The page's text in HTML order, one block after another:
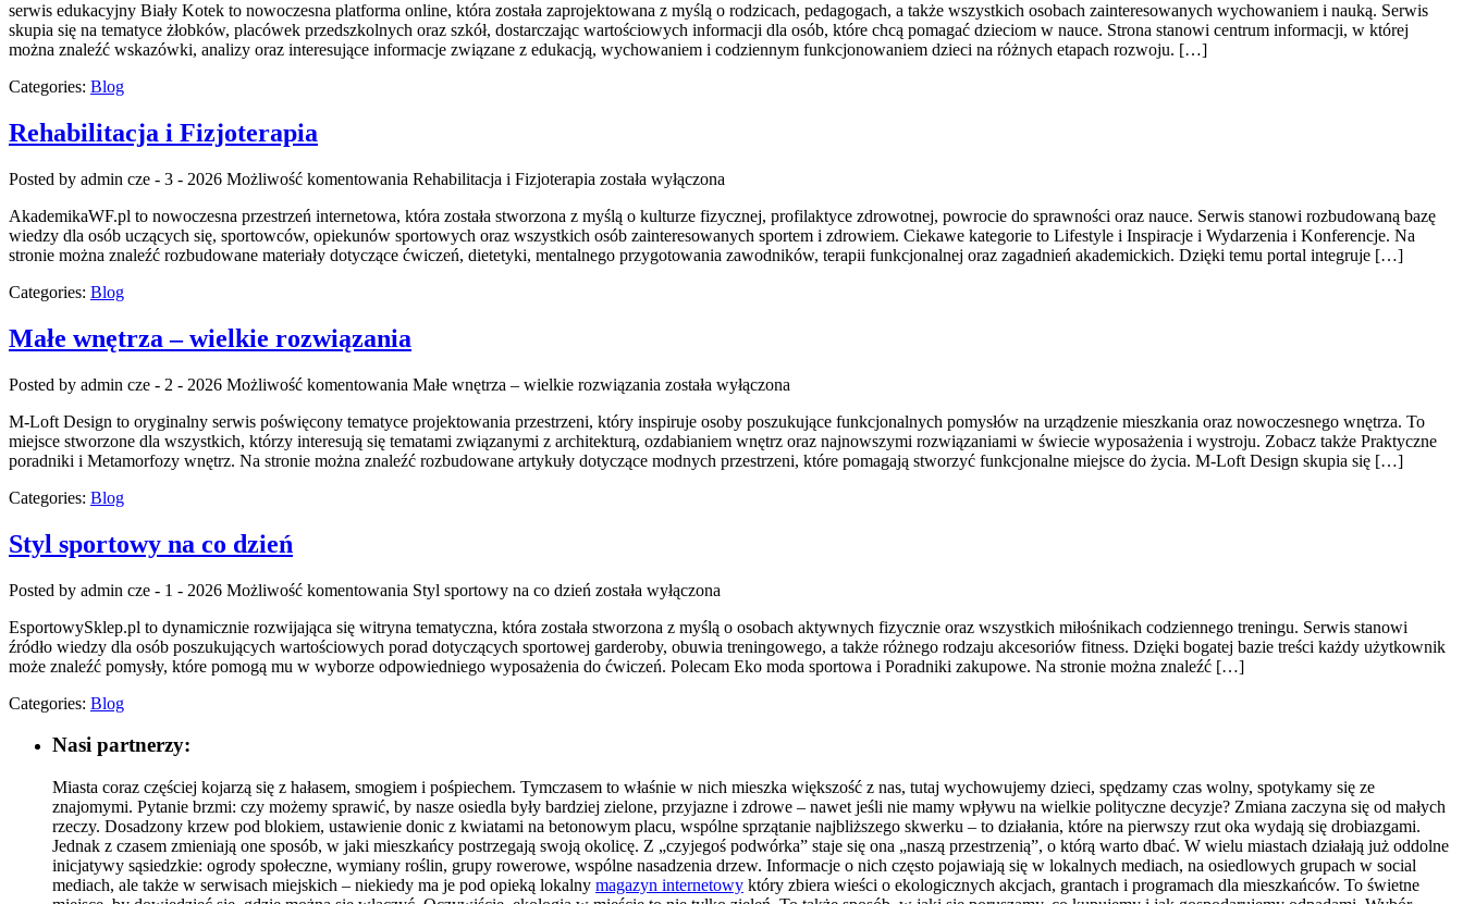
serwis edukacyjny Biały Kotek to nowoczesna platforma online, która została zaprojektowana z myślą o rodzicach, pedagogach, a także wszystkich osobach zainteresowanych wychowaniem i nauką. Serwis
skupia się na tematyce żłobków, placówek przedszkolnych oraz szkół, dostarczając wartościowych informacji dla osób, które chcą pomagać dzieciom w nauce. Strona stanowi centrum informacji, w której
można znaleźć wskazówki, analizy oraz interesujące informacje związane z edukacją, wychowaniem i codziennym funkcjonowaniem dzieci na różnych etapach rozwoju. […]
Categories: Blog
Rehabilitacja i Fizjoterapia
Posted by admin cze - 3 - 2026 Możliwość komentowania Rehabilitacja i Fizjoterapia została wyłączona
AkademikaWF.pl to nowoczesna przestrzeń internetowa, która została stworzona z myślą o kulturze fizycznej, profilaktyce zdrowotnej, powrocie do sprawności oraz nauce. Serwis stanowi rozbudowaną bazę
wiedzy dla osób uczących się, sportowców, opiekunów sportowych oraz wszystkich osób zainteresowanych sportem i zdrowiem. Ciekawe kategorie to Lifestyle i Inspiracje i Wydarzenia i Konferencje. Na
stronie można znaleźć rozbudowane materiały dotyczące ćwiczeń, dietetyki, mentalnego przygotowania zawodników, terapii funkcjonalnej oraz zagadnień akademickich. Dzięki temu portal integruje […]
Categories: Blog
Małe wnętrza – wielkie rozwiązania
Posted by admin cze - 2 - 2026 Możliwość komentowania Małe wnętrza – wielkie rozwiązania została wyłączona
M-Loft Design to oryginalny serwis poświęcony tematyce projektowania przestrzeni, który inspiruje osoby poszukujące funkcjonalnych pomysłów na urządzenie mieszkania oraz nowoczesnego wnętrza. To
miejsce stworzone dla wszystkich, którzy interesują się tematami związanymi z architekturą, ozdabianiem wnętrz oraz najnowszymi rozwiązaniami w świecie wyposażenia i wystroju. Zobacz także Praktyczne
poradniki i Metamorfozy wnętrz. Na stronie można znaleźć rozbudowane artykuły dotyczące modnych przestrzeni, które pomagają stworzyć funkcjonalne miejsce do życia. M-Loft Design skupia się […]
Categories: Blog
Styl sportowy na co dzień
Posted by admin cze - 1 - 2026 Możliwość komentowania Styl sportowy na co dzień została wyłączona
EsportowySklep.pl to dynamicznie rozwijająca się witryna tematyczna, która została stworzona z myślą o osobach aktywnych fizycznie oraz wszystkich miłośnikach codziennego treningu. Serwis stanowi
źródło wiedzy dla osób poszukujących wartościowych porad dotyczących sportowej garderoby, obuwia treningowego, a także różnego rodzaju akcesoriów fitness. Dzięki bogatej bazie treści każdy użytkownik
może znaleźć pomysły, które pomogą mu w wyborze odpowiedniego wyposażenia do ćwiczeń. Polecam Eko moda sportowa i Poradniki zakupowe. Na stronie można znaleźć […]
Categories: Blog
Nasi partnerzy:
Miasta coraz częściej kojarzą się z hałasem, smogiem i pośpiechem. Tymczasem to właśnie w nich mieszka większość z nas, tutaj wychowujemy dzieci, spędzamy czas wolny, spotykamy się ze
znajomymi. Pytanie brzmi: czy możemy sprawić, by nasze osiedla były bardziej zielone, przyjazne i zdrowe – nawet jeśli nie mamy wpływu na wielkie polityczne decyzje? Zmiana zaczyna się od małych
rzeczy. Dosadzony krzew pod blokiem, ustawienie donic z kwiatami na betonowym placu, wspólne sprzątanie najbliższego skwerku – to działania, które na pierwszy rzut oka wydają się drobiazgami.
Jednak z czasem zmieniają one sposób, w jaki mieszkańcy postrzegają swoją okolicę. Z „czyjegoś podwórka” staje się ona „naszą przestrzenią”, o którą warto dbać. W wielu miastach działają już oddolne
inicjatywy sąsiedzkie: ogrody społeczne, wymiany roślin, grupy rowerowe, wspólne nasadzenia drzew. Informacje o nich często pojawiają się w lokalnych mediach, na osiedlowych grupach w social
mediach, ale także w serwisach miejskich – niekiedy ma je pod opieką lokalny magazyn internetowy który zbiera wieści o ekologicznych akcjach, grantach i programach dla mieszkańców. To świetne